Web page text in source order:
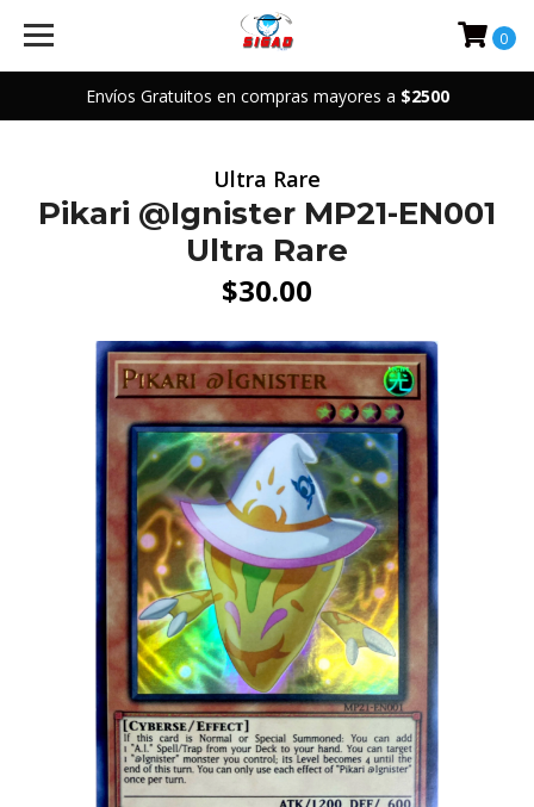
Envíos Gratuitos en compras mayores a $2500
0
Ultra Rare
Pikari @Ignister MP21-EN001
Ultra Rare
$30.00